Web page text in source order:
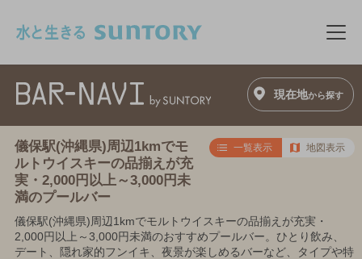
メ
現在地から探す
儀保駅(沖縄県)周辺1kmでモ
ルトウイスキーの品揃えが充
実・2,000円以上～3,000円未
満のプールバー
一覧表示 地図表示
儀保駅(沖縄県)周辺1kmでモルトウイスキーの品揃えが充実・
2,000円以上～3,000円未満のおすすめプールバー。ひとり飲み、
デート、隠れ家的フンイキ、夜景が楽しめるバーなど、タイプや特